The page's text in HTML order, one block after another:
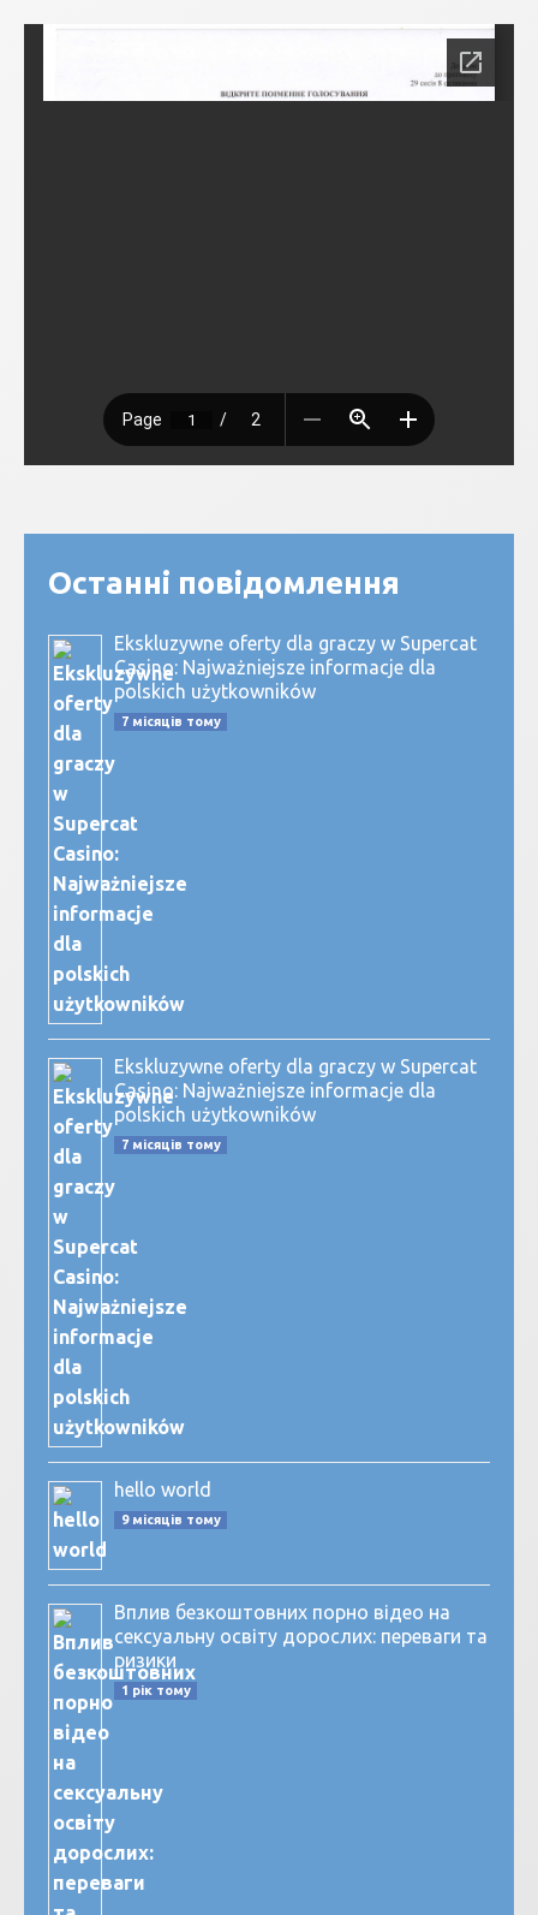
Останні повідомлення
Ekskluzywne oferty dla graczy w Supercat
Casino: Najważniejsze informacje dla
polskich użytkowników
7 місяців тому
Ekskluzywne oferty dla graczy w Supercat
Casino: Najważniejsze informacje dla
polskich użytkowników
7 місяців тому
hello world
9 місяців тому
Вплив безкоштовних порно відео на
сексуальну освіту дорослих: переваги та
ризики
1 рік тому